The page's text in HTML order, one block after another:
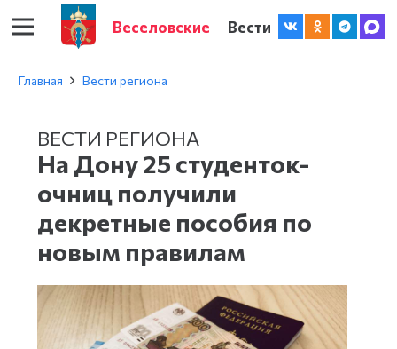
Веселовские Вести
Главная Вести региона
ВЕСТИ РЕГИОНА
На Дону 25 студенток-
очниц получили
декретные пособия по
новым правилам